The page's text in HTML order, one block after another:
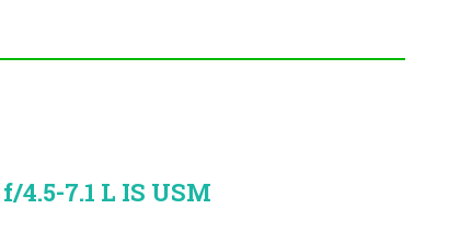
4.5-7.1 L IS USM